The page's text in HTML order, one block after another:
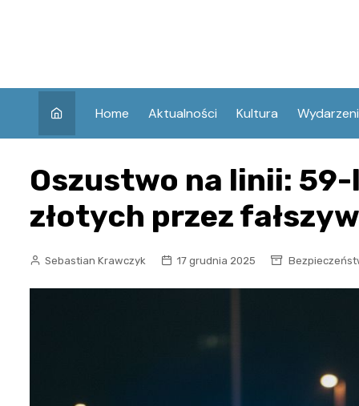
Home Aktualności Kultura
Oszustwo na linii:
złotych przez
Sebastian Krawczyk 17 grudnia 2025